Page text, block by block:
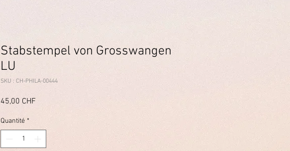
Stabstempel von Grosswangen
LU
SKU : CH-PHILA-00444
45,00 CHF
Quantité *